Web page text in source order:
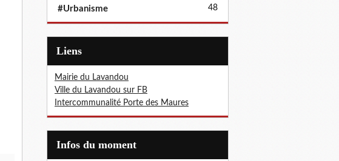
#Urbanisme 48
Liens
Mairie du Lavandou
Ville du Lavandou sur FB
Intercommunalité Porte des Maures
Infos du moment